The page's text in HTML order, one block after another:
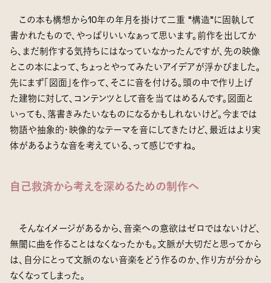
この本も構想から10年の年月を掛けて二重 “構造”に固執して
書かれたもので、やっぱりいいなぁって思います。前作を出してか
ら、まだ制作する気持ちにはなっていなかったんですが、先の映像
とこの本によって、ちょっとやってみたいアイデアが浮かびました。
先にまず「図面」を作って、そこに音を付ける。頭の中で作り上げ
た建物に対して、コンテンツとして音を当てはめるんです。図面と
いっても、落書きみたいなものになるかもしれないけど。今までは
物語や抽象的・映像的なテーマを音にしてきたけど、最近はより実
体があるような音を考えている、って感じですね。
自己救済から考えを深めるための制作へ
そんなイメージがあるから、音楽への意欲はゼロではないけど、
無闇に曲を作ることはなくなったかも。文脈が大切だと思ってから
は、自分にとって文脈のない音楽をどう作るのか、作り方が分から
なくなってしまった。